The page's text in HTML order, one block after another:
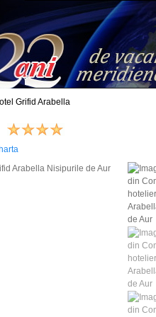
Grifid Arabella